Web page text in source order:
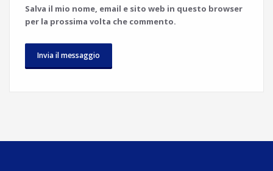
Salva il mio nome, email e sito web in questo browser
per la prossima volta che commento.